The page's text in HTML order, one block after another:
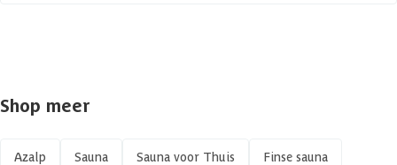
Shop meer
Azalp Sauna Sauna voor Thuis Finse sauna